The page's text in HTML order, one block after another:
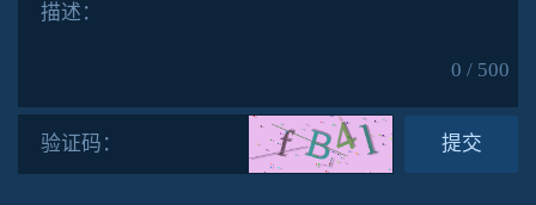
描述：
0 / 500
验证码： 提交